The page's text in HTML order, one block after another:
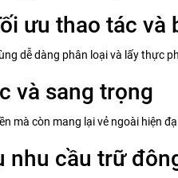
ưu thao tác và
dễ dàng phân loại và lấy thực
và sang trọng
mà còn mang lại vẻ ngoài hiện
nhu cầu trữ